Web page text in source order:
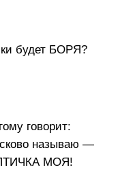
будет БОРЯ?
говорит:
называю —
МОЯ!